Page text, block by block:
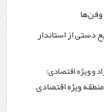
دستی از استاندار
و ویژه اقتصادی:
ویژه اقتصادی